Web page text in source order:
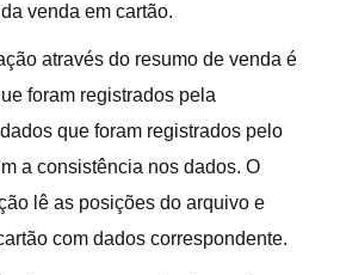
venda em cartão.
através do resumo de venda é
foram registrados pela
que foram registrados pelo
a consistência nos dados. O
lê as posições do arquivo e
com dados correspondente.